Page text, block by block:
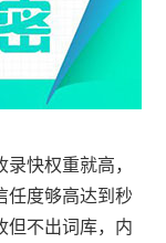
快权重就高，
任度够高达到秒
但不出词库，内